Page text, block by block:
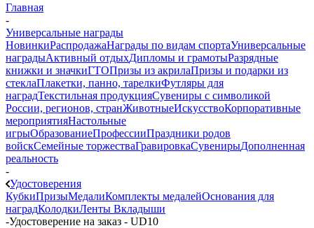
Главная
-
Универсальные награды
НовинкиРаспродажаНаграды по видам спортаУниверсальные
наградыАктивный отдыхДипломы и грамотыРазрядные
книжки и значкиГТОПризы из акрилаПризы и подарки из
стеклаПлакетки, панно, тарелкиФутляры для
наградТекстильная продукцияСувениры с символикой
России, регионов, странЖивотныеИскусствоКорпоративные
мероприятияНастольные
игрыОбразованиеПрофессииПраздники родов
войскСемейные торжестваГравировкаСувенирыДополненная
реальность
-
Удостоверения
КубкиПризыМедалиКомплекты медалейОснования для
наградКолодкиЛенты Вкладыши
-Удостоверение на заказ - UD10